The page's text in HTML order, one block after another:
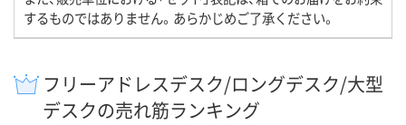
するものではありません。あらかじめご了承ください。
フリーアドレスデスク/ロングデスク/大型
デスクの売れ筋ランキング